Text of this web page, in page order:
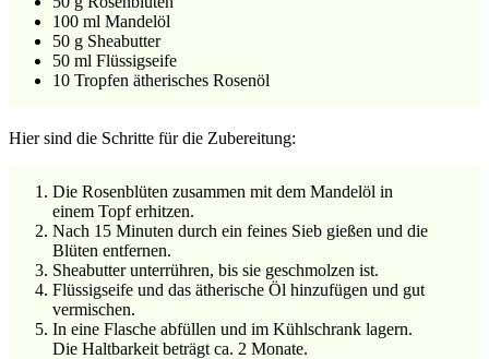
100 ml Mandelöl
50 g Sheabutter
50 ml Flüssigseife
10 Tropfen ätherisches Rosenöl
Hier sind die Schritte für die Zubereitung:
Die Rosenblüten zusammen mit dem Mandelöl in
einem Topf erhitzen.
Nach 15 Minuten durch ein feines Sieb gießen und die
Blüten entfernen.
Sheabutter unterrühren, bis sie geschmolzen ist.
Flüssigseife und das ätherische Öl hinzufügen und gut
vermischen.
In eine Flasche abfüllen und im Kühlschrank lagern.
Die Haltbarkeit beträgt ca. 2 Monate.